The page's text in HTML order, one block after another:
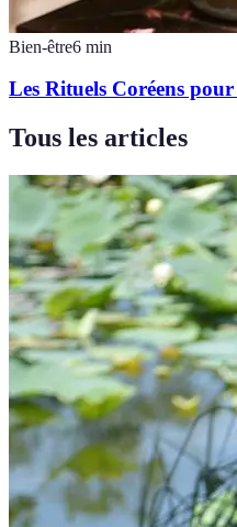
Bien-être6 min
Les Rituels Coréens
Tous les articles